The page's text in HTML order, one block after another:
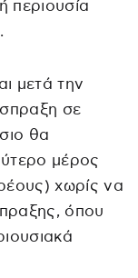
περιουσία
μετά την
σε
θα
μέρος
χωρίς να
όπου